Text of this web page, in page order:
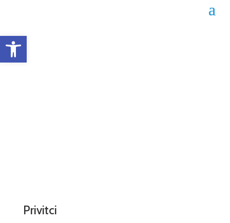
Open toolbar
Privitci